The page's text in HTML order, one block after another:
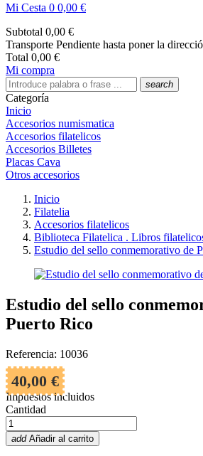
Mi Cesta 0 0,00 €
Subtotal 0,00 €
Transporte Pendiente hasta poner la
Total 0,00 €
Mi compra
search
Categoría
Inicio
Accesorios numismatica
Accesorios filatelicos
Accesorios Billetes
Placas Cava
Otros accesorios
Inicio
Filatelia
Accesorios filatelicos
Biblioteca Filatelica . Libros
Estudio del sello conmemorativo de
Estudio del sello
Puerto Rico
Referencia: 10036
40,00 €
Impuestos incluidos
Cantidad
add Añadir al carrito